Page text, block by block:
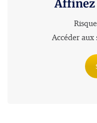
Affinez
Accéder aux